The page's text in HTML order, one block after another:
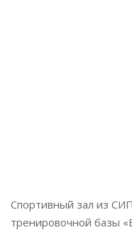
Спортивный зал из
тренировочной базы